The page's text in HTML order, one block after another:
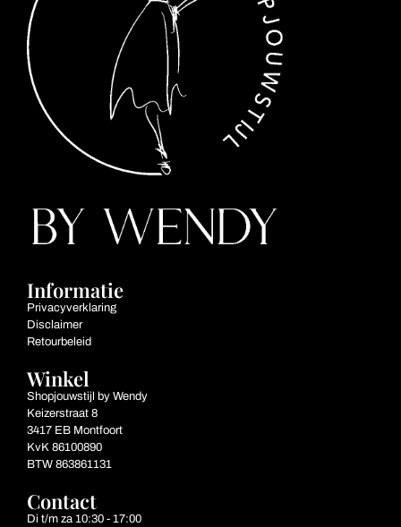
Informatie
Privacyverklaring
Disclaimer
Retourbeleid
Winkel
Shopjouwstijl by Wendy
Keizerstraat 8
3417 EB Montfoort
KvK 86100890
BTW 863861131
Contact
Di t/m za 10:30 - 17:00